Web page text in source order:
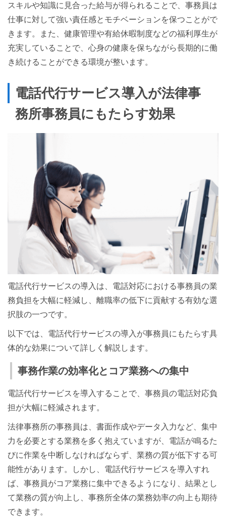
スキルや知識に見合った給与が得られることで、事務員は
仕事に対して強い責任感とモチベーションを保つことがで
きます。また、健康管理や有給休暇制度などの福利厚生が
充実していることで、心身の健康を保ちながら長期的に働
き続けることができる環境が整います。
電話代行サービス導入が法律事
務所事務員にもたらす効果
電話代行サービスの導入は、電話対応における事務員の業
務負担を大幅に軽減し、離職率の低下に貢献する有効な選
択肢の一つです。
以下では、電話代行サービスの導入が事務員にもたらす具
体的な効果について詳しく解説します。
事務作業の効率化とコア業務への集中
電話代行サービスを導入することで、事務員の電話対応負
担が大幅に軽減されます。
法律事務所の事務員は、書面作成やデータ入力など、集中
力を必要とする業務を多く抱えていますが、電話が鳴るた
びに作業を中断しなければならず、業務の質が低下する可
能性があります。しかし、電話代行サービスを導入すれ
ば、事務員がコア業務に集中できるようになり、結果とし
て業務の質が向上し、事務所全体の業務効率の向上も期待
できます。